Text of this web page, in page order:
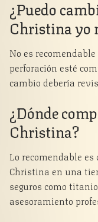
¿Puedo
Christina yo
No es
perforación esté
cambio debería
¿Dónde
Christina?
Lo recomendable
Christina en una
seguros como
asesoramiento